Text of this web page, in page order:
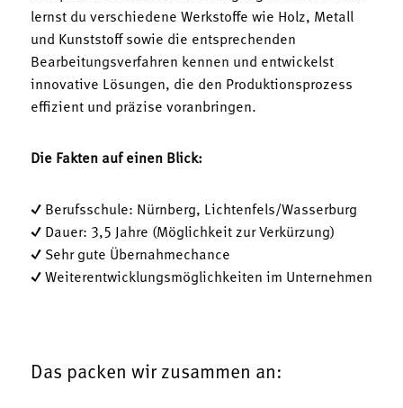
lernst du verschiedene Werkstoffe wie Holz, Metall
und Kunststoff sowie die entsprechenden
Bearbeitungsverfahren kennen und entwickelst
innovative Lösungen, die den Produktionsprozess
effizient und präzise voranbringen.
Die Fakten auf einen Blick:
✓ Berufsschule: Nürnberg, Lichtenfels/Wasserburg
✓ Dauer: 3,5 Jahre (Möglichkeit zur Verkürzung)
✓ Sehr gute Übernahmechance
✓ Weiterentwicklungsmöglichkeiten im Unternehmen
Das packen wir zusammen an: